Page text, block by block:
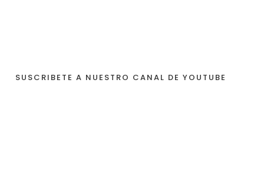
SUSCRIBETE A NUESTRO CANAL DE YOUTUBE